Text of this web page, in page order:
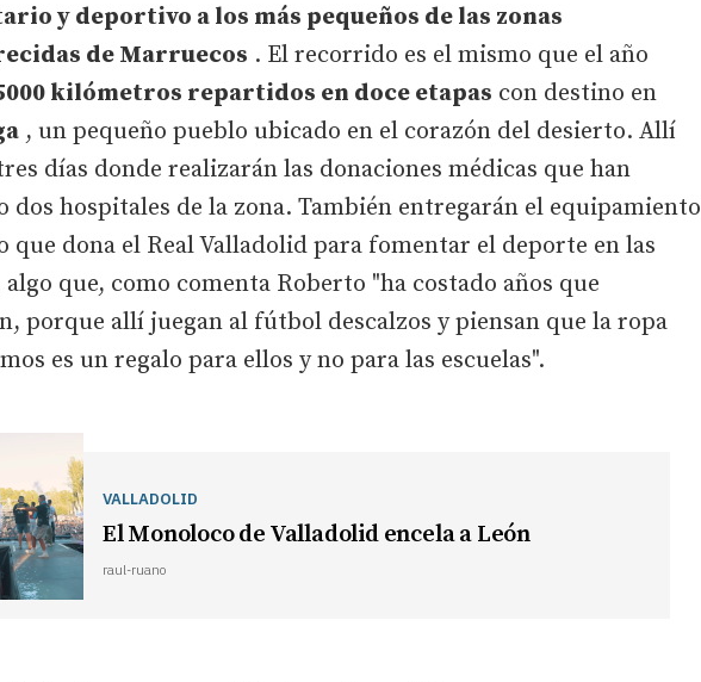
y deportivo a los más pequeños de las zonas
de Marruecos . El recorrido es el mismo que el año
kilómetros repartidos en doce etapas con destino en
, un pequeño pueblo ubicado en el corazón del desierto. Allí
días donde realizarán las donaciones médicas que han
dos hospitales de la zona. También entregarán el equipamiento
que dona el Real Valladolid para fomentar el deporte en las
algo que, como comenta Roberto "ha costado años que
porque allí juegan al fútbol descalzos y piensan que la ropa
es un regalo para ellos y no para las escuelas".
VALLADOLID
El Monoloco de Valladolid encela a León
raul-ruano